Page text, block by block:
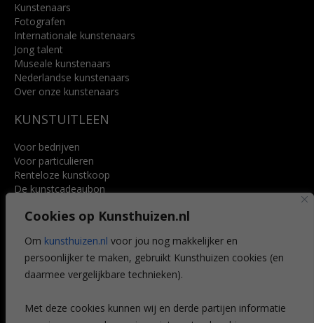
Cookies op Kunsthuizen.nl
Om kunsthuizen.nl voor jou nog makkelijker en
persoonlijker te maken, gebruikt Kunsthuizen cookies (en
daarmee vergelijkbare technieken).
Met deze cookies kunnen wij en derde partijen informatie
Kunstenaars
Fotografen
Internationale kunstenaars
Jong talent
Museale kunstenaars
Nederlandse kunstenaars
Over onze kunstenaars
KUNSTUITLEEN
Voor bedrijven
Voor particulieren
Renteloze kunstkoop
De kunstcadeaubon
Voordelen
Veelgestelde vragen
CONTACT
Leiden